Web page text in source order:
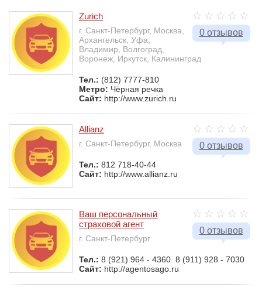
0 отзывов
Zurich
г. Санкт-Петербург, Москва,
Архангельск, Уфа,
Владимир, Волгоград,
Воронеж, Иркутск, Калининград
Тел.: (812) 7777-810
Метро: Чёрная речка
Сайт: http://www.zurich.ru
0 отзывов
Allianz
г. Санкт-Петербург, Москва
Тел.: 812 718-40-44
Сайт: http://www.allianz.ru
0 отзывов
Ваш персональный
страховой агент
г. Санкт-Петербург
Тел.: 8 (921) 964 - 4360. 8 (911) 928 - 7030
Сайт: http://agentosago.ru